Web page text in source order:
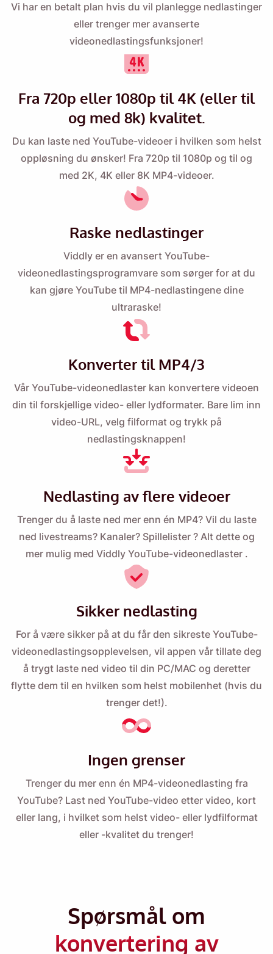
Vi har en betalt plan hvis du vil planlegge nedlastinger
eller trenger mer avanserte
videonedlastingsfunksjoner!
Fra 720p eller 1080p til 4K (eller til
og med 8k) kvalitet.
Du kan laste ned YouTube-videoer i hvilken som helst
oppløsning du ønsker! Fra 720p til 1080p og til og
med 2K, 4K eller 8K MP4-videoer.
Raske nedlastinger
Viddly er en avansert YouTube-
videonedlastingsprogramvare som sørger for at du
kan gjøre YouTube til MP4-nedlastingene dine
ultraraske!
Konverter til MP4/3
Vår YouTube-videonedlaster kan konvertere videoen
din til forskjellige video- eller lydformater. Bare lim inn
video-URL, velg filformat og trykk på
nedlastingsknappen!
Nedlasting av flere videoer
Trenger du å laste ned mer enn én MP4? Vil du laste
ned livestreams? Kanaler? Spillelister? Alt dette og
mer mulig med Viddly YouTube-videonedlaster.
Sikker nedlasting
For å være sikker på at du får den sikreste YouTube-
videonedlastingsopplevelsen, vil appen vår tillate deg
å trygt laste ned video til din PC/MAC og deretter
flytte dem til en hvilken som helst mobilenhet (hvis du
trenger det!).
Ingen grenser
Trenger du mer enn én MP4-videonedlasting fra
YouTube? Last ned YouTube-video etter video, kort
eller lang, i hvilket som helst video- eller lydfilformat
eller -kvalitet du trenger!
Spørsmål om
konvertering av
Minn meg på 🔔